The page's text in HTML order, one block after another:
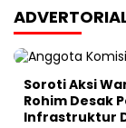
Soroti Aksi
Rohim Desak
Infrastruktur